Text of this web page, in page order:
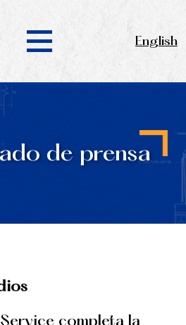
English
de prensa